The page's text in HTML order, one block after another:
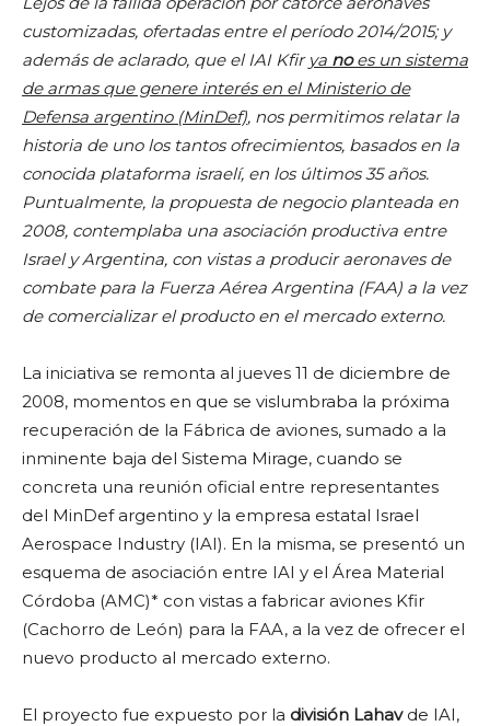
customizadas, ofertadas entre el período 2014/2015; y
además de aclarado, que el IAI Kfir ya noes un sistema
de armas que genere interés en el Ministerio de
Defensa argentino (MinDef), nos permitimos relatar la
historia de uno los tantos ofrecimientos, basados en la
conocida plataforma israelí, en los últimos 35 años.
Puntualmente, la propuesta de negocio planteada en
2008, contemplaba una asociación productiva entre
Israel y Argentina, con vistas a producir aeronaves de
combate para la Fuerza Aérea Argentina (FAA) a la vez
de comercializar el producto en el mercado externo.
La iniciativa se remonta al jueves 11 de diciembre de
2008, momentos en que se vislumbraba la próxima
recuperación de la Fábrica de aviones, sumado a la
inminente baja del Sistema Mirage, cuando se
concreta una reunión oficial entre representantes
del MinDef argentino y la empresa estatal Israel
Aerospace Industry (IAI). En la misma, se presentó un
esquema de asociación entre IAI y el Área Material
Córdoba (AMC)* con vistas a fabricar aviones Kfir
(Cachorro de León) para la FAA, a la vez de ofrecer el
nuevo producto al mercado externo.
El proyecto fue expuesto por la división Lahavde IAI,